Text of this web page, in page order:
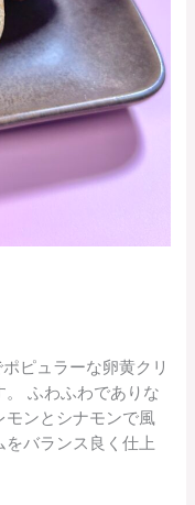
ピュラーな卵黄クリ
ふわふわでありな
ンとシナモンで風
バランス良く仕上